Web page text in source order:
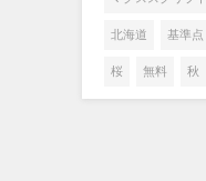
北海道 基準点
桜 無料 秋